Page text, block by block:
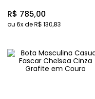
R$ 785,00
ou 6x deR$ 130,83